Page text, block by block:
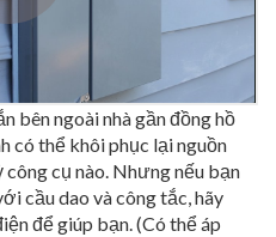
bên ngoài nhà gần đồng hồ
có thể khôi phục lại nguồn
cụ nào. Nhưng nếu bạn
cầu dao và công tắc, hãy
để giúp bạn. (Có thể áp